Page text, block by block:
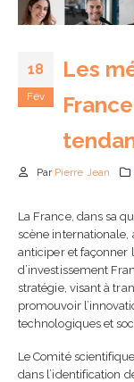
18
Fév
Les
Par Pierre Jean
La France, dans sa
scène internationale,
anticiper et façonner
d’investissement
stratégie, visant à
promouvoir
technologiques et
Le Comité
dans l’identification